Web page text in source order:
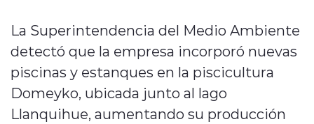
modo claro
La Superintendencia del Medio Ambiente
detectó que la empresa incorporó nuevas
piscinas y estanques en la piscicultura
Domeyko, ubicada junto al lago
Llanquihue, aumentando su producción